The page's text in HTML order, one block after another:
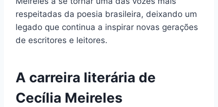
respeitadas da poesia brasileira, deixando um
legado que continua a inspirar novas gerações
de escritores e leitores.
A carreira literária de
Cecília Meireles